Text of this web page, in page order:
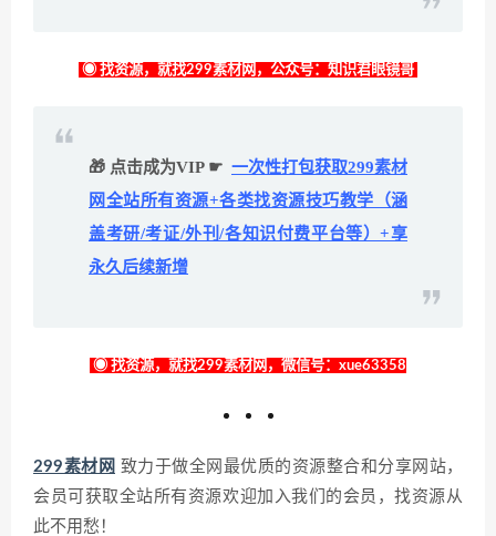
◉ 找资源，就找299素材网，公众号：知识君眼镜哥
🎁 点击成为VIP ☛ 一次性打包获取299素材
网全站所有资源+各类找资源技巧教学（涵
盖考研/考证/外刊/各知识付费平台等）+享
永久后续新增
◉ 找资源，就找299素材网，微信号：xue63358
299素材网 致力于做全网最优质的资源整合和分享网站，
会员可获取全站所有资源欢迎加入我们的会员，找资源从
此不用愁！